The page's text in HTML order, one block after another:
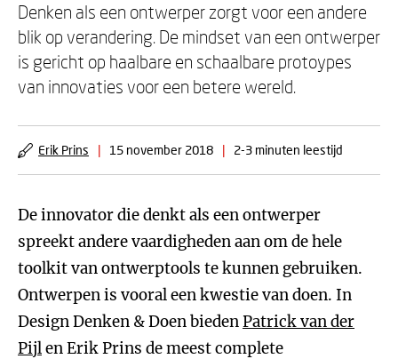
Denken als een ontwerper zorgt voor een andere
blik op verandering. De mindset van een ontwerper
is gericht op haalbare en schaalbare protoypes
van innovaties voor een betere wereld.
Erik Prins | 15 november 2018 | 2-3 minuten leestijd
De innovator die denkt als een ontwerper
spreekt andere vaardigheden aan om de hele
toolkit van ontwerptools te kunnen gebruiken.
Ontwerpen is vooral een kwestie van doen. In
Design Denken & Doen biedenPatrick van der
Pijlen Erik Prins de meest complete